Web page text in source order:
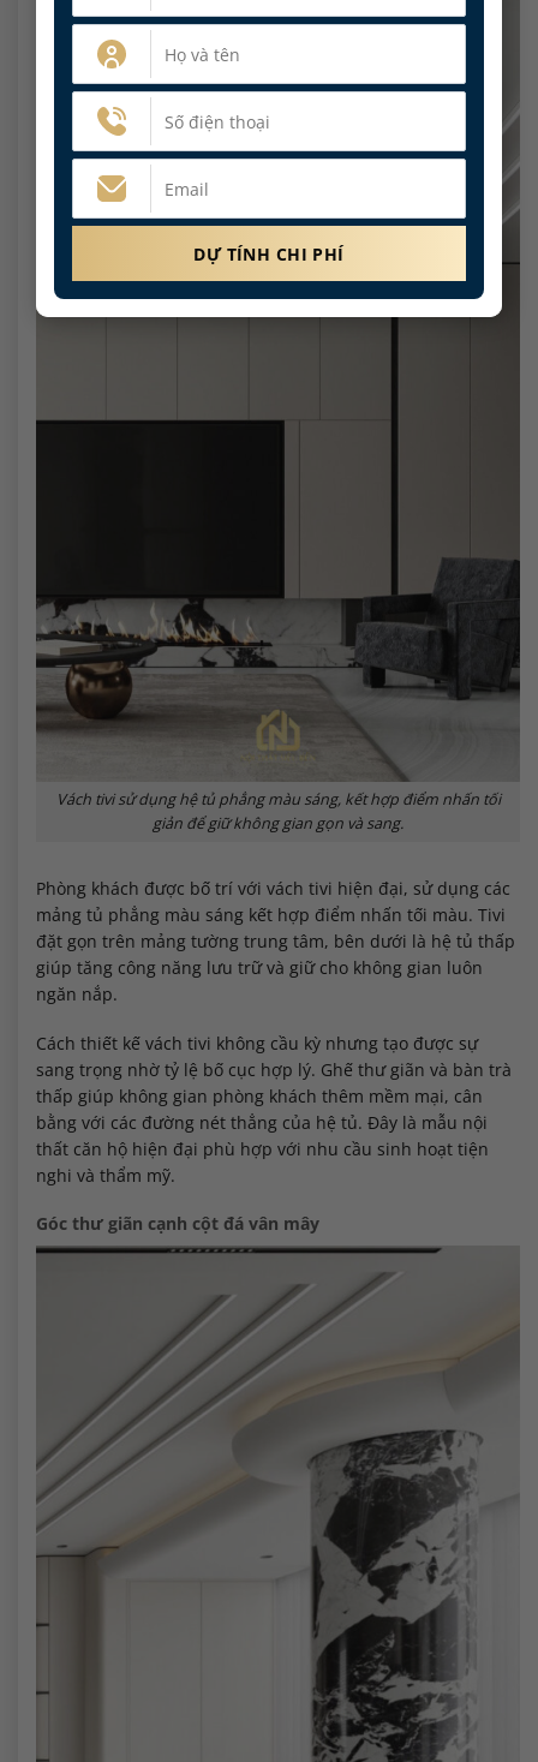
Vách tivi sử dụng hệ tủ phẳng màu sáng, kết hợp điểm nhấn tối
giản để giữ không gian gọn và sang.
Phòng khách được bố trí với vách tivi hiện đại, sử dụng các
mảng tủ phẳng màu sáng kết hợp điểm nhấn tối màu. Tivi
đặt gọn trên mảng tường trung tâm, bên dưới là hệ tủ thấp
giúp tăng công năng lưu trữ và giữ cho không gian luôn
ngăn nắp.
Cách thiết kế vách tivi không cầu kỳ nhưng tạo được sự
sang trọng nhờ tỷ lệ bố cục hợp lý. Ghế thư giãn và bàn trà
thấp giúp không gian phòng khách thêm mềm mại, cân
bằng với các đường nét thẳng của hệ tủ. Đây là mẫu nội
thất căn hộ hiện đại phù hợp với nhu cầu sinh hoạt tiện
nghi và thẩm mỹ.
Góc thư giãn cạnh cột đá vân mây